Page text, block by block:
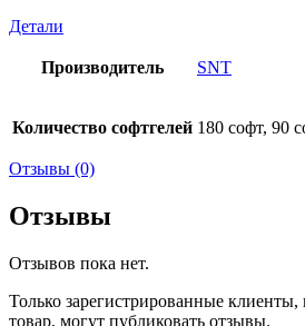
Детали
Производитель SNT
Количество софтгелей 180 софт, 90
Отзывы (0)
Отзывы
Отзывов пока нет.
Только зарегистрированные
товар, могут публиковать отзывы.